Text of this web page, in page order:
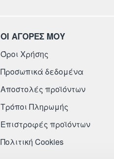
ΟΙ ΑΓΟΡΕΣ ΜΟΥ
Όροι Χρήσης
Προσωπικά δεδομένα
Αποστολές προϊόντων
Τρόποι Πληρωμής
Επιστροφές προϊόντων
Πολιτική Cookies